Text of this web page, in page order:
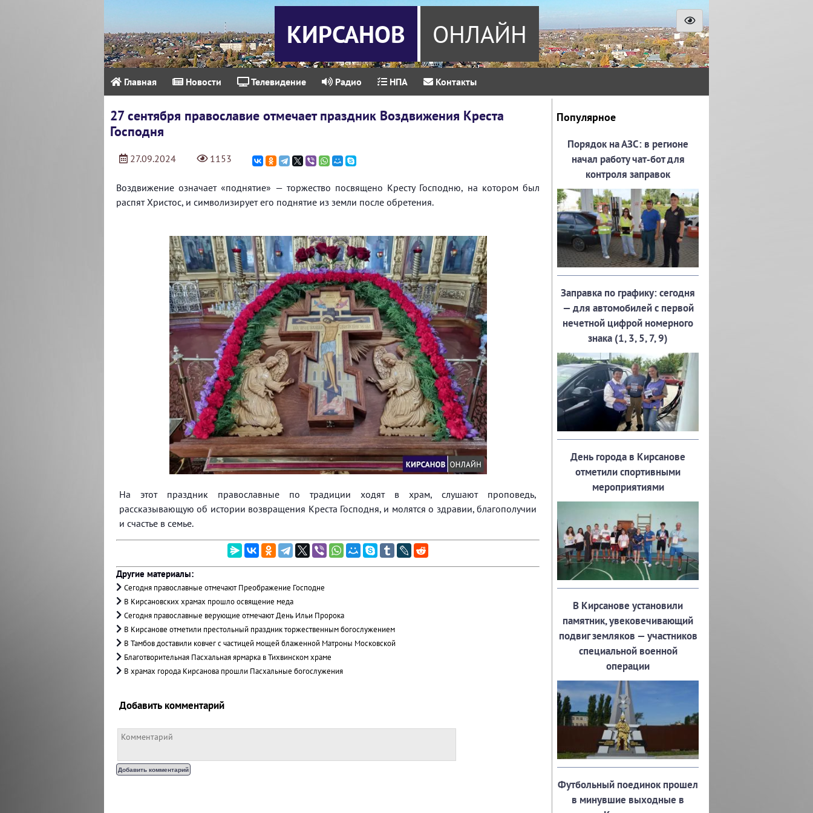
КИРСАНОВ ОНЛАЙН
Главная Новости Телевидение Радио НПА Контакты
27 сентября православие отмечает праздник Воздвижения Креста
Господня
27.09.2024 1153
Воздвижение означает «поднятие» — торжество посвящено Кресту Господню, на котором был
распят Христос, и символизирует его поднятие из земли после обретения.
На этот праздник православные по традиции ходят в храм, слушают проповедь,
рассказывающую об истории возвращения Креста Господня, и молятся о здравии, благополучии
и счастье в семье.
Другие материалы:
Сегодня православные отмечают Преображение Господне
В Кирсановских храмах прошло освящение меда
Сегодня православные верующие отмечают День Ильи Пророка
В Кирсанове отметили престольный праздник торжественным богослужением
В Тамбов доставили ковчег с частицей мощей блаженной Матроны Московской
Благотворительная Пасхальная ярмарка в Тихвинском храме
В храмах города Кирсанова прошли Пасхальные богослужения
Добавить комментарий
Популярное
Порядок на АЗС: в регионе
начал работу чат‑бот для
контроля заправок
Заправка по графику: сегодня
— для автомобилей с первой
нечетной цифрой номерного
знака (1, 3, 5, 7, 9)
День города в Кирсанове
отметили спортивными
мероприятиями
В Кирсанове установили
памятник, увековечивающий
подвиг земляков — участников
специальной военной
операции
Футбольный поединок прошел
в минувшие выходные в